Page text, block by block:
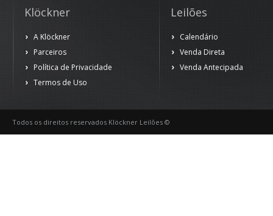
Klöckner
A Klöckner
Parceiros
Política de Privacidade
Termos de Uso
Leilões
Calendário
Venda Direta
Venda Antecipada
Todos os direitos reservados Klöckner Leilões ©